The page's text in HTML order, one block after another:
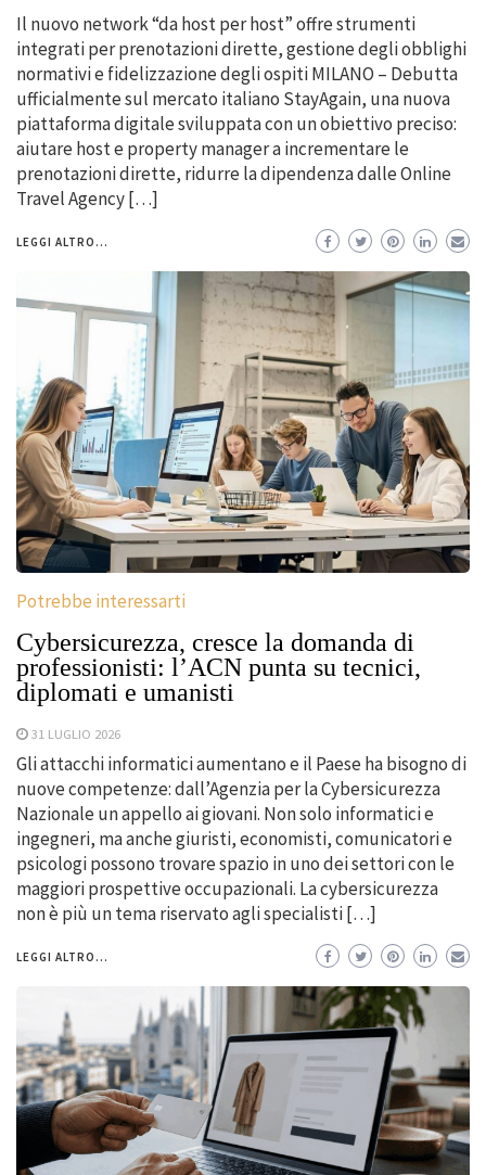
Il nuovo network “da host per host” offre strumenti
integrati per prenotazioni dirette, gestione degli obblighi
normativi e fidelizzazione degli ospiti MILANO – Debutta
ufficialmente sul mercato italiano StayAgain, una nuova
piattaforma digitale sviluppata con un obiettivo preciso:
aiutare host e property manager a incrementare le
prenotazioni dirette, ridurre la dipendenza dalle Online
Travel Agency […]
LEGGI ALTRO...
Potrebbe interessarti
Cybersicurezza, cresce la domanda di
professionisti: l’ACN punta su tecnici,
diplomati e umanisti
31 LUGLIO 2026
Gli attacchi informatici aumentano e il Paese ha bisogno di
nuove competenze: dall’Agenzia per la Cybersicurezza
Nazionale un appello ai giovani. Non solo informatici e
ingegneri, ma anche giuristi, economisti, comunicatori e
psicologi possono trovare spazio in uno dei settori con le
maggiori prospettive occupazionali. La cybersicurezza
non è più un tema riservato agli specialisti […]
LEGGI ALTRO...